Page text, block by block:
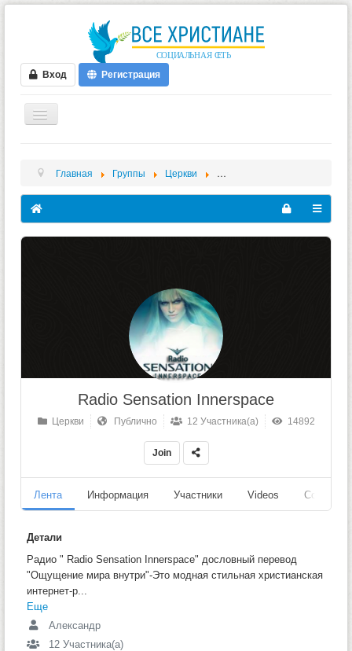
Вход Регистрация
ФОРУМ
ВИДЕО
БЛОГИ
Главная Группы Церкви Radio Sensation Innerspace
Radio Sensation Innerspace
Церкви Публично 12 Участника(а) 14892
Join
Лента Информация Участники Videos События
Детали
Радио " Radio Sensation Innerspace" дословный перевод
"Ощущение мира внутри"-Это модная стильная христианская
интернет-р...
Еще
Александр
12 Участника(а)